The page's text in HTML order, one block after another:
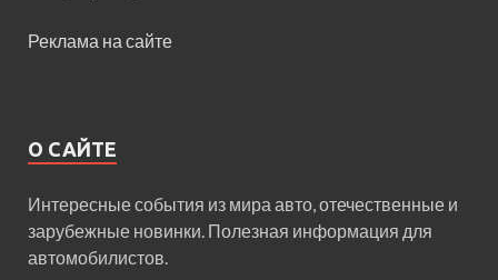
Реклама на сайте
О САЙТЕ
Интересные события из мира авто, отечественные и
зарубежные новинки. Полезная информация для
автомобилистов.